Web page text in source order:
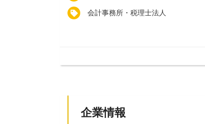
会計事務所・税理士法人
企業情報